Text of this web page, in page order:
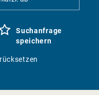
Suchanfrage
speichern